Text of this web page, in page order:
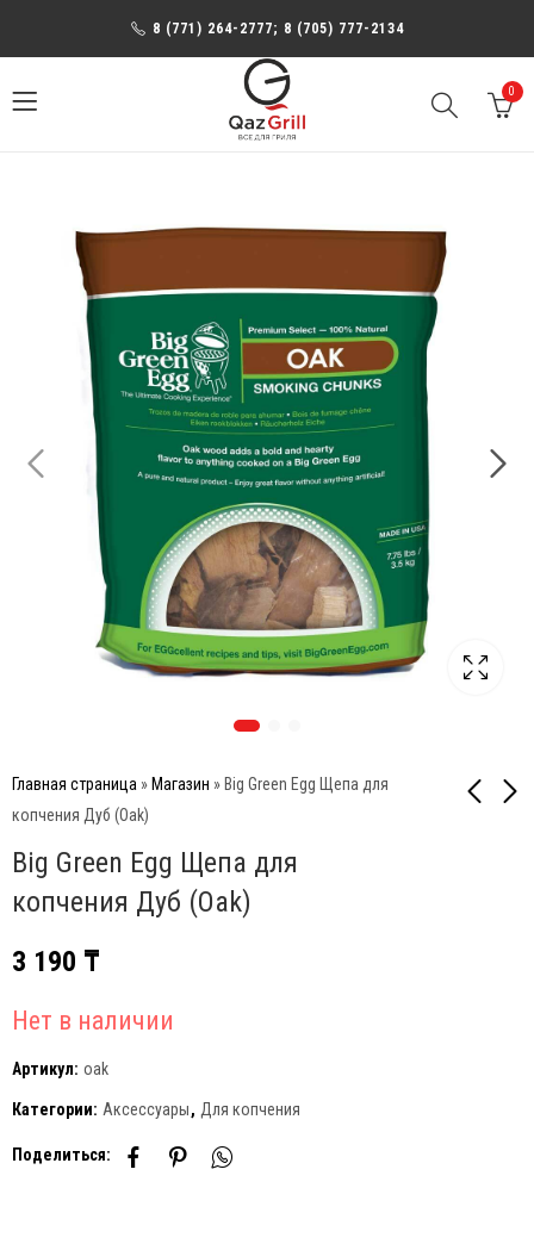
8 (771) 264-2777; 8 (705) 777-2134
0
Главная страница » Магазин » Big Green Egg Щепа для
копчения Дуб (Oak)
Big Green Egg Щепа для
копчения Дуб (Oak)
3 190 ₸
Нет в наличии
Артикул: oak
Категории: Аксессуары, Для копчения
Поделиться: